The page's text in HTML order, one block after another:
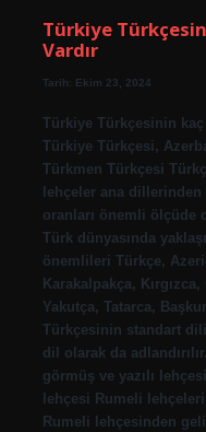
Türkiye
Vardır
Tarih: Ekim 23, 2024
Türkiye Türkçesinin
Türkiye Türkçesi,
Türkmen Türkçesi
lehçeler ana
oranları önemli ölçüde
Türk dünyasında
önemlileri Türkçe,
Karakalpakça,
Yakutça, Tatarca,
Türkçesinin standart
dil olarak da
görmüş ve yazılı
lehçesi Rumeli
Rumeli lehçesinden